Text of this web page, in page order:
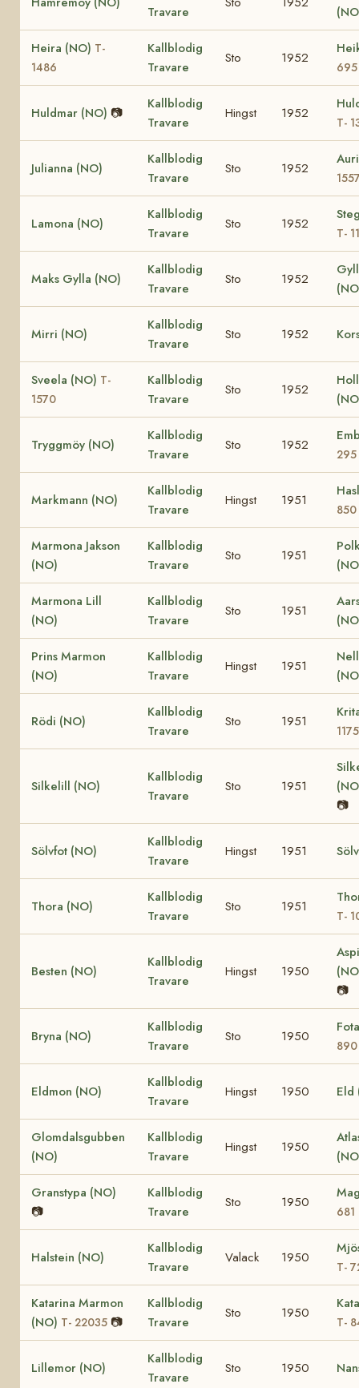
Travare
Heira (NO) T-
1486
Kallblodig
Travare
Sto 1952
695
Huldmar (NO) 📷
Kallblodig
Travare
Hingst 1952
T-
Julianna (NO)
Kallblodig
Travare
Sto 1952
Lamona (NO)
Kallblodig
Travare
Sto 1952
T-
Maks Gylla (NO)
Kallblodig
Travare
Sto 1952
Mirri (NO)
Kallblodig
Travare
Sto 1952
Sveela (NO) T-
1570
Kallblodig
Travare
Sto 1952
Tryggmöy (NO)
Kallblodig
Travare
Sto 1952
295
Markmann (NO)
Kallblodig
Travare
Hingst 1951
850
Marmona Jakson
(NO)
Kallblodig
Travare
Sto 1951
Marmona Lill
(NO)
Kallblodig
Travare
Sto 1951
Prins Marmon
(NO)
Kallblodig
Travare
Hingst 1951
Rödi (NO)
Kallblodig
Travare
Sto 1951
1175
Silkelill (NO)
Kallblodig
Travare
Sto 1951
📷
Sölvfot (NO)
Kallblodig
Travare
Hingst 1951
Thora (NO)
Kallblodig
Travare
Sto 1951
T-
Besten (NO)
Kallblodig
Travare
Hingst 1950
📷
Bryna (NO)
Kallblodig
Travare
Sto 1950
890
Eldmon (NO)
Kallblodig
Travare
Hingst 1950 Eld
Glomdalsgubben
(NO)
Kallblodig
Travare
Hingst 1950
Granstypa (NO)
📷
Kallblodig
Travare
Sto 1950
681
Halstein (NO)
Kallblodig
Travare
Valack 1950
T-
Katarina Marmon
(NO) T- 22035 📷
Kallblodig
Travare
Sto 1950
T-
Lillemor (NO)
Kallblodig
Travare
Sto 1950